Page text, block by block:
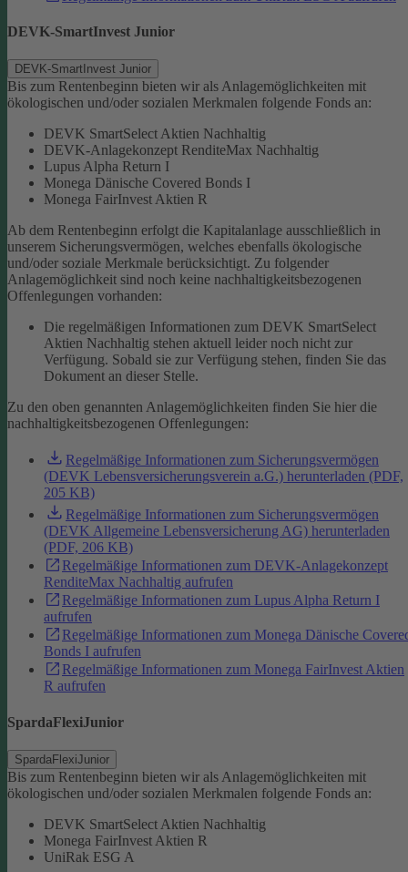
DEVK-SmartInvest Junior
DEVK-SmartInvest Junior
Bis zum Rentenbeginn bieten wir als Anlagemöglichkeiten mit
ökologischen und/oder sozialen Merkmalen folgende Fonds an:
DEVK SmartSelect Aktien Nachhaltig
DEVK-Anlagekonzept RenditeMax Nachhaltig
Lupus Alpha Return I
Monega Dänische Covered Bonds I
Monega FairInvest Aktien R
Ab dem Rentenbeginn erfolgt die Kapitalanlage ausschließlich in
unserem Sicherungsvermögen, welches ebenfalls ökologische
und/oder soziale Merkmale berücksichtigt. Zu folgender
Anlagemöglichkeit sind noch keine nachhaltigkeitsbezogenen
Offenlegungen vorhanden:
Die regelmäßigen Informationen zum DEVK SmartSelect
Aktien Nachhaltig stehen aktuell leider noch nicht zur
Verfügung. Sobald sie zur Verfügung stehen, finden Sie das
Dokument an dieser Stelle.
Zu den oben genannten Anlagemöglichkeiten finden Sie hier die
nachhaltigkeitsbezogenen Offenlegungen:
Regelmäßige Informationen zum Sicherungsvermögen
(DEVK Lebensversicherungsverein a.G.) herunterladen (PDF,
205 KB)
Regelmäßige Informationen zum Sicherungsvermögen
(DEVK Allgemeine Lebensversicherung AG) herunterladen
(PDF, 206 KB)
Regelmäßige Informationen zum DEVK-Anlagekonzept
RenditeMax Nachhaltig aufrufen
Regelmäßige Informationen zum Lupus Alpha Return I
aufrufen
Regelmäßige Informationen zum Monega Dänische
Bonds I aufrufen
Regelmäßige Informationen zum Monega FairInvest Aktien
R aufrufen
SpardaFlexiJunior
SpardaFlexiJunior
Bis zum Rentenbeginn bieten wir als Anlagemöglichkeiten mit
ökologischen und/oder sozialen Merkmalen folgende Fonds an:
DEVK SmartSelect Aktien Nachhaltig
Monega FairInvest Aktien R
UniRak ESG A